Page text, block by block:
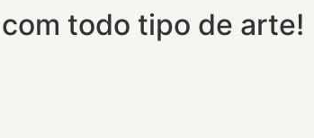
todo tipo de arte!